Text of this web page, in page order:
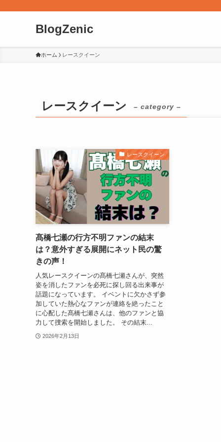
BlogZenic
ホーム レースクイーン
レースクイーン – category –
レースクイーン
髙橋七瀬の行方不明ファンの結末
は？意外すぎる展開にネット民の驚
きの声！
人気レースクイーンの髙橋七瀬さんが、突然
姿を消したファンを必死に探し回る出来事が
話題になっています。 イベントに欠かさず参
加していた熱心なファンが連絡を絶ったこと
に心配した髙橋七瀬さんは、他のファンと協
力して捜索を開始しました。 その結末...
2026年2月13日